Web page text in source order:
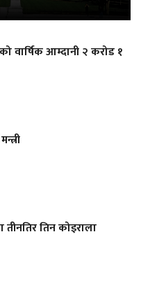
वार्षिक आम्दानी २ करोड १
तीनतिर तिन कोइराला